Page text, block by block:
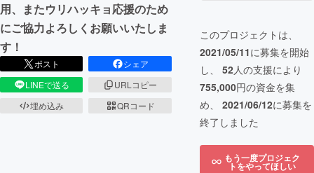
用、またウリハッキョ応援のため
にご協力よろしくお願いいたしま
す！
ポスト
シェア
LINEで送る
URLコピー
埋め込み
QRコード
このプロジェクトは、
2021/05/11に募集を開始
し、 52人の支援により
755,000円の資金を集
め、 2021/06/12に募集を
終了しました
もう一度プロジェク
トをやってほしい